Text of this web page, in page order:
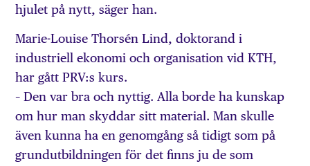
hjulet på nytt, säger han.
Marie-Louise Thorsén Lind, doktorand i
industriell ekonomi och organisation vid KTH,
har gått PRV:s kurs.
– Den var bra och nyttig. Alla borde ha kunskap
om hur man skyddar sitt material. Man skulle
även kunna ha en genomgång så tidigt som på
grundutbildningen för det finns ju de som